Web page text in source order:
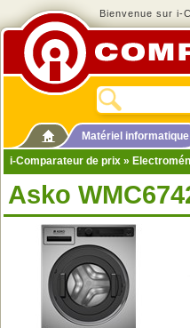
Bienvenue sur i-
Matériel informatique
i-Comparateur de prix »
Asko